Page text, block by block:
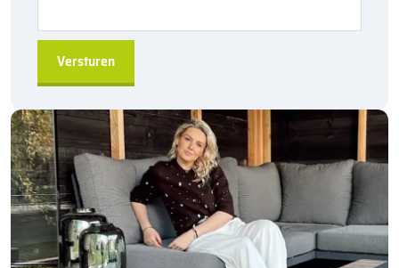
Eenvoudige installatiedoor de hol&dol verbinding
Direct leverbaar
Bestel de Kijlstra trottoirband 18/20×20 bocht r=0,8
sierbestratingsmarkt.comen voeg een robuuste en
duurzame afscheiding toe aan uw project. Deze trottoirbanden
wordenper 6 stuksverkocht, ideaal voor grotere
bestratingsprojecten.